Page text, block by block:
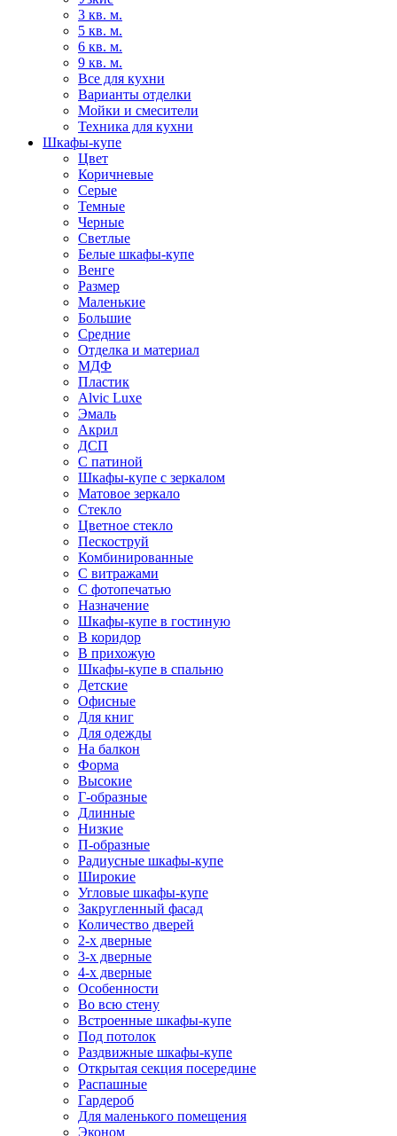
3 кв. м.
5 кв. м.
6 кв. м.
9 кв. м.
Все для кухни
Варианты отделки
Мойки и смесители
Техника для кухни
Шкафы-купе
Цвет
Коричневые
Серые
Темные
Черные
Светлые
Белые шкафы-купе
Венге
Размер
Маленькие
Большие
Средние
Отделка и материал
МДФ
Пластик
Alvic Luxe
Эмаль
Акрил
ДСП
С патиной
Шкафы-купе с зеркалом
Матовое зеркало
Стекло
Цветное стекло
Пескоструй
Комбинированные
С витражами
С фотопечатью
Назначение
Шкафы-купе в гостиную
В коридор
В прихожую
Шкафы-купе в спальню
Детские
Офисные
Для книг
Для одежды
На балкон
Форма
Высокие
Г-образные
Длинные
Низкие
П-образные
Радиусные шкафы-купе
Широкие
Угловые шкафы-купе
Закругленный фасад
Количество дверей
2-х дверные
3-х дверные
4-х дверные
Особенности
Во всю стену
Встроенные шкафы-купе
Под потолок
Раздвижные шкафы-купе
Открытая секция посередине
Распашные
Гардероб
Для маленького помещения
Эконом